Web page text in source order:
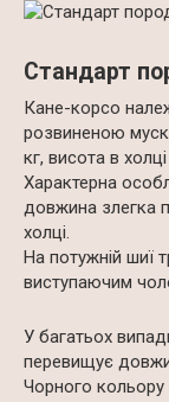
Стандарт
Кане-корсо
розвиненою
кг, висота в
Характерна
довжина злегка
холці.
На потужній шиї
виступаючим
У багатьох
перевищує
Чорного кольору